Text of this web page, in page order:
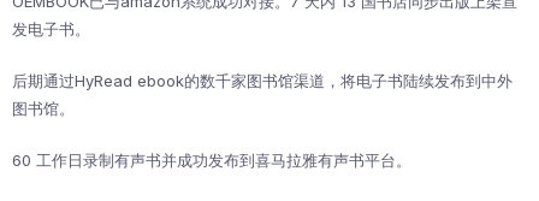
发电子书。
后期通过HyRead ebook的数千家图书馆渠道，将电子书陆续发布到中外
图书馆。
60 工作日录制有声书并成功发布到喜马拉雅有声书平台。